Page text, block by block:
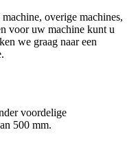
overige machines,
voor uw machine kunt u
we graag naar een
voordelige
500 mm.